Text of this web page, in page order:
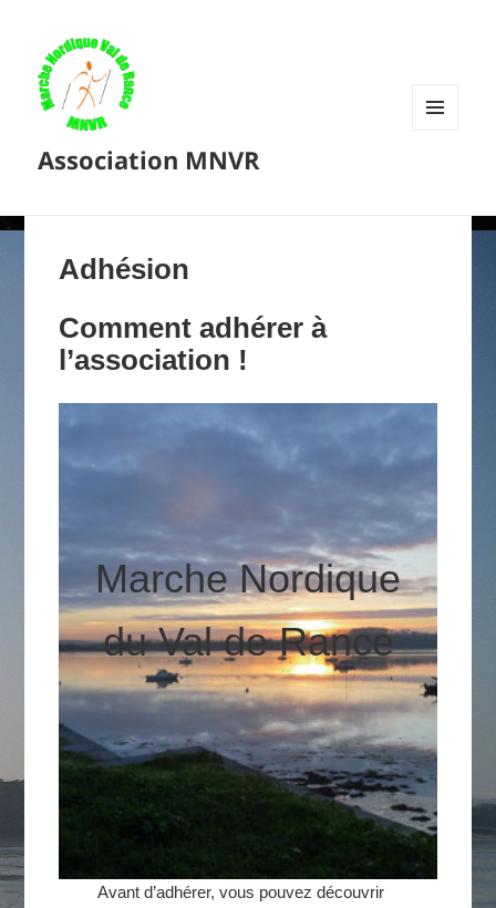
Association MNVR
Adhésion
Comment adhérer à
l’association !
Marche Nordique
du Val de Rance
Avant d’adhérer, vous pouvez découvrir